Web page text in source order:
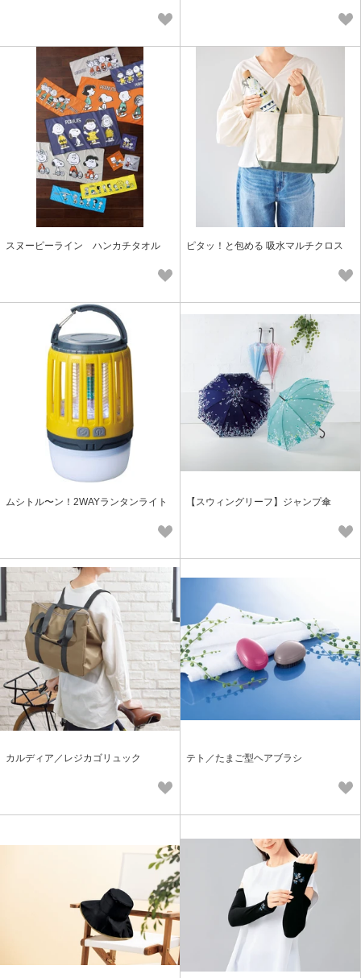
スヌーピーライン ハンカチタオル ピタッ！と包める 吸水マルチクロス
ムシトル〜ン！2WAYランタンライト 【スウィングリーフ】ジャンプ傘
カルディア／レジカゴリュック テト／たまご型ヘアブラシ